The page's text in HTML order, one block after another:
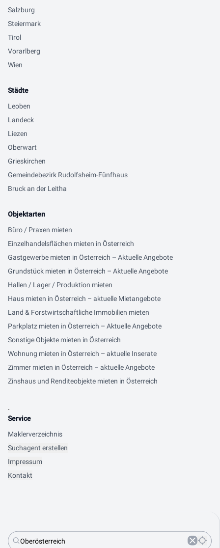
Salzburg
Steiermark
Tirol
Vorarlberg
Wien
Städte
Leoben
Landeck
Liezen
Oberwart
Grieskirchen
Gemeindebezirk Rudolfsheim-Fünfhaus
Bruck an der Leitha
Objektarten
Büro / Praxen mieten
Einzelhandelsflächen mieten in Österreich
Gastgewerbe mieten in Österreich – Aktuelle Angebote
Grundstück mieten in Österreich – Aktuelle Angebote
Hallen / Lager / Produktion mieten
Haus mieten in Österreich – aktuelle Mietangebote
Land & Forstwirtschaftliche Immobilien mieten
Parkplatz mieten in Österreich – Aktuelle Angebote
Sonstige Objekte mieten in Österreich
Wohnung mieten in Österreich – aktuelle Inserate
Zimmer mieten in Österreich – aktuelle Angebote
Zinshaus und Renditeobjekte mieten in Österreich
.
Service
Maklerverzeichnis
Suchagent erstellen
Impressum
Kontakt